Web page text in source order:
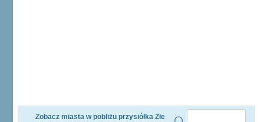
Zobacz miasta w pobliżu przysiółka Złe